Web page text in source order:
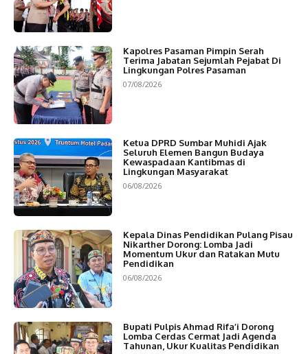
Kapolres Pasaman Pimpin Serah
Terima Jabatan Sejumlah Pejabat Di
Lingkungan Polres Pasaman
07/08/2026
Ketua DPRD Sumbar Muhidi Ajak
Seluruh Elemen Bangun Budaya
Kewaspadaan Kantibmas di
Lingkungan Masyarakat
06/08/2026
Kepala Dinas Pendidikan Pulang Pisau
Nikarther Dorong: Lomba Jadi
Momentum Ukur dan Ratakan Mutu
Pendidikan
06/08/2026
Bupati Pulpis Ahmad Rifa’i Dorong
Lomba Cerdas Cermat Jadi Agenda
Tahunan, Ukur Kualitas Pendidikan